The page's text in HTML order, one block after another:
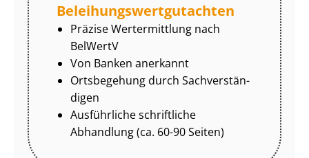
Be­lei­hungs­wert­gut­ach­ten
Präzise Wertermittlung nach
BelWertV
Von Banken anerkannt
Ortsbegehung durch Sach­ver­stän­
di­gen
Ausführliche schriftliche
Abhandlung (ca. 60-90 Seiten)